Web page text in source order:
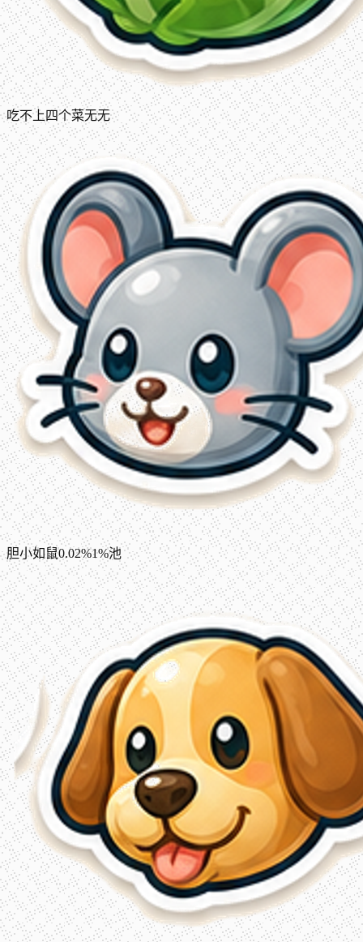
吃不上四个菜无无
胆小如鼠0.02%1%池